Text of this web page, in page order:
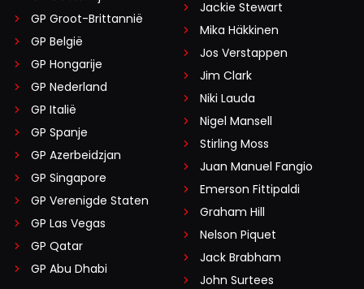
GP Groot-Brittannië
GP België
GP Hongarije
GP Nederland
GP Italië
GP Spanje
GP Azerbeidzjan
GP Singapore
GP Verenigde Staten
GP Las Vegas
GP Qatar
GP Abu Dhabi
Jackie Stewart
Mika Häkkinen
Jos Verstappen
Jim Clark
Niki Lauda
Nigel Mansell
Stirling Moss
Juan Manuel Fangio
Emerson Fittipaldi
Graham Hill
Nelson Piquet
Jack Brabham
John Surtees